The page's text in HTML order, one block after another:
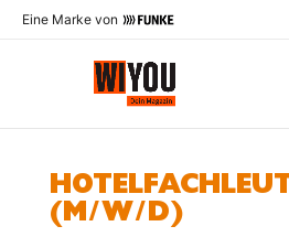
Eine Marke von
(M/W/D)